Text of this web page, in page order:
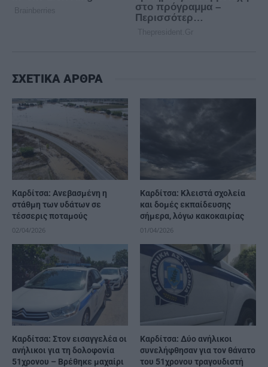
ΣΧΕΤΙΚΑ ΑΡΘΡΑ
Καρδίτσα: Ανεβασμένη η
στάθμη των υδάτων σε
τέσσερις ποταμούς
02/04/2026
Καρδίτσα: Κλειστά σχολεία
και δομές εκπαίδευσης
σήμερα, λόγω κακοκαιρίας
01/04/2026
Καρδίτσα: Στον εισαγγελέα οι
ανήλικοι για τη δολοφονία
51χρονου – Βρέθηκε μαχαίρι
Καρδίτσα: Δύο ανήλικοι
συνελήφθησαν για τον θάνατο
του 51χρονου τραγουδιστή